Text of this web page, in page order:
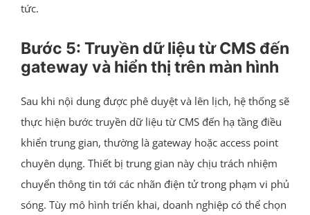
tức.
Bước 5: Truyền dữ liệu từ CMS đến
gateway và hiển thị trên màn hình
Sau khi nội dung được phê duyệt và lên lịch, hệ thống sẽ
thực hiện bước truyền dữ liệu từ CMS đến hạ tầng điều
khiển trung gian, thường là gateway hoặc access point
chuyên dụng. Thiết bị trung gian này chịu trách nhiệm
chuyển thông tin tới các nhãn điện tử trong phạm vi phủ
sóng. Tùy mô hình triển khai, doanh nghiệp có thể chọn